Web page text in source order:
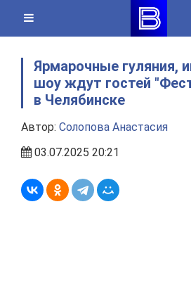
content
Ярмарочные гуляния,
шоу ждут гостей
в Челябинске
Автор: Солопова Анастасия
03.07.2025 20:21